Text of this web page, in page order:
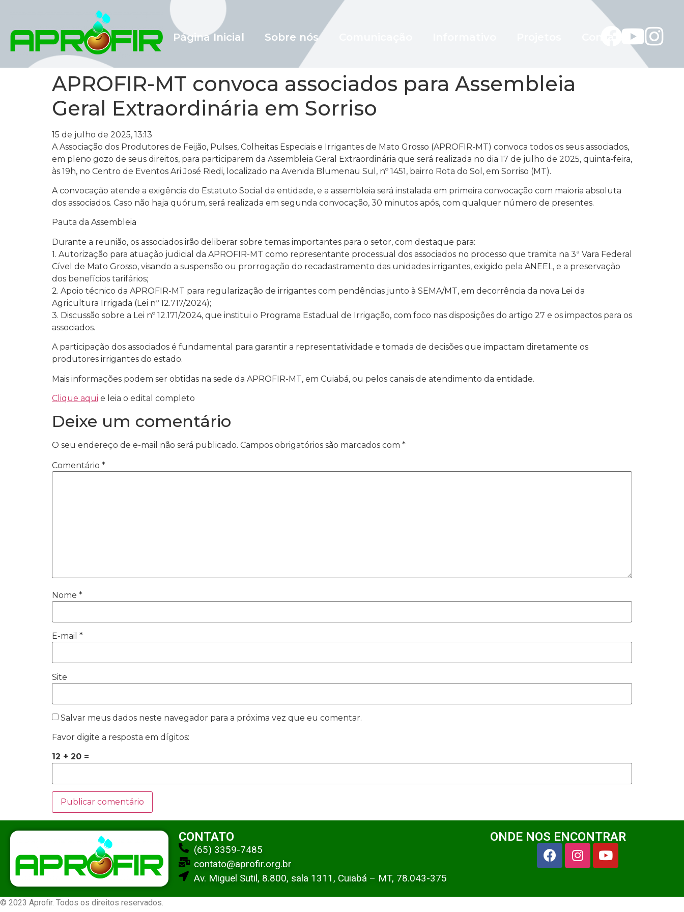
Página Inicial Sobre nós Contato
APROFIR-MT convoca associados para Assembleia
Geral Extraordinária em Sorriso
15 de julho de 2025, 13:13
A Associação dos Produtores de Feijão, Pulses, Colheitas Especiais e Irrigantes de Mato Grosso (APROFIR-MT) convoca todos os seus associados,
em pleno gozo de seus direitos, para participarem da Assembleia Geral Extraordinária que será realizada no dia 17 de julho de 2025, quinta-feira,
às 19h, no Centro de Eventos Ari José Riedi, localizado na Avenida Blumenau Sul, nº 1451, bairro Rota do Sol, em Sorriso (MT).
A convocação atende a exigência do Estatuto Social da entidade, e a assembleia será instalada em primeira convocação com maioria absoluta
dos associados. Caso não haja quórum, será realizada em segunda convocação, 30 minutos após, com qualquer número de presentes.
Pauta da Assembleia
Durante a reunião, os associados irão deliberar sobre temas importantes para o setor, com destaque para:
1. Autorização para atuação judicial da APROFIR-MT como representante processual dos associados no processo que tramita na 3ª Vara Federal
Cível de Mato Grosso, visando a suspensão ou prorrogação do recadastramento das unidades irrigantes, exigido pela ANEEL, e a preservação
dos benefícios tarifários;
2. Apoio técnico da APROFIR-MT para regularização de irrigantes com pendências junto à SEMA/MT, em decorrência da nova Lei da
Agricultura Irrigada (Lei nº 12.717/2024);
3. Discussão sobre a Lei nº 12.171/2024, que institui o Programa Estadual de Irrigação, com foco nas disposições do artigo 27 e os impactos para os
associados.
A participação dos associados é fundamental para garantir a representatividade e tomada de decisões que impactam diretamente os
produtores irrigantes do estado.
Mais informações podem ser obtidas na sede da APROFIR-MT, em Cuiabá, ou pelos canais de atendimento da entidade.
Clique aqui e leia o edital completo
Deixe um comentário
O seu endereço de e-mail não será publicado. Campos obrigatórios são marcados com *
Comentário *
Nome *
E-mail *
Site
Salvar meus dados neste navegador para a próxima vez que eu comentar.
Favor digite a resposta em dígitos:
12 + 20 =
CONTATO
(65) 3359-7485
contato@aprofir.org.br
Av. Miguel Sutil, 8.800, sala 1311, Cuiabá – MT, 78.043-375
ONDE NOS ENCONTRAR
© 2023 Aprofir. Todos os direitos reservados.